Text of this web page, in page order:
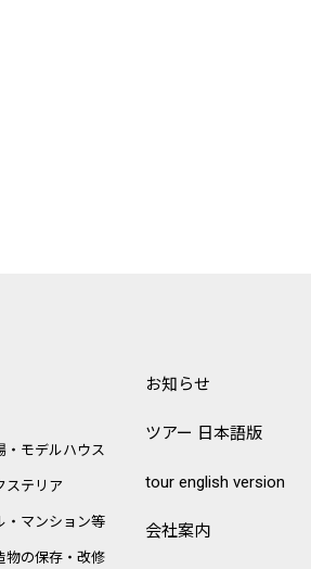
お知らせ
ツアー 日本語版
tour english version
会社案内
・モデルハウス
ステリア
・マンション等
物の保存・改修